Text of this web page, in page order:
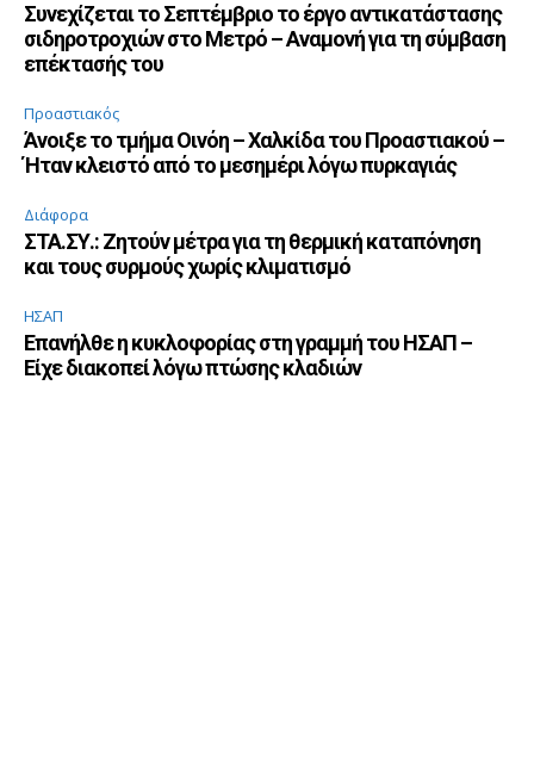
Συνεχίζεται το Σεπτέμβριο το έργο αντικατάστασης
σιδηροτροχιών στο Μετρό – Αναμονή για τη σύμβαση
επέκτασής του
Προαστιακός
Άνοιξε το τμήμα Οινόη – Χαλκίδα του Προαστιακού –
Ήταν κλειστό από το μεσημέρι λόγω πυρκαγιάς
Διάφορα
ΣΤΑ.ΣΥ.: Ζητούν μέτρα για τη θερμική καταπόνηση
και τους συρμούς χωρίς κλιματισμό
ΗΣΑΠ
Επανήλθε η κυκλοφορίας στη γραμμή του ΗΣΑΠ –
Είχε διακοπεί λόγω πτώσης κλαδιών